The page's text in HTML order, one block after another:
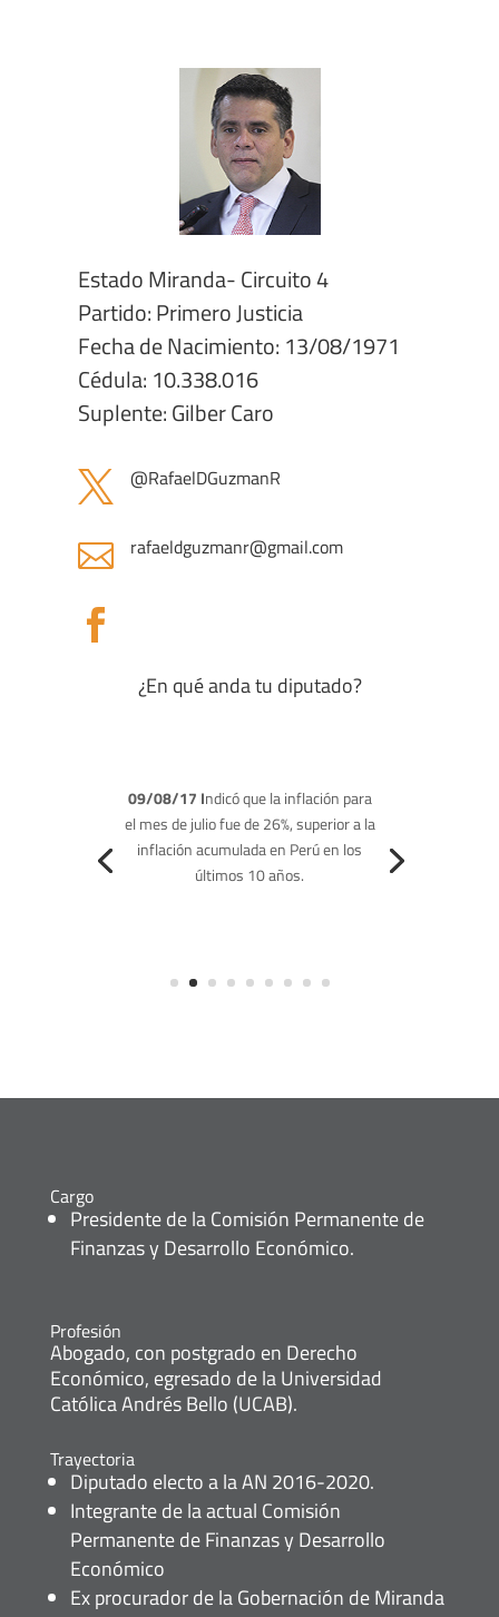
Estado Miranda- Circuito 4
Partido: Primero Justicia
Fecha de Nacimiento: 13/08/1971
Cédula: 10.338.016
Suplente: Gilber Caro
 @RafaelDGuzmanR
 rafaeldguzmanr@gmail.com

¿En qué anda tu diputado?
09/08/17
Cargo
Presidente de la Comisión Permanente de
Finanzas y Desarrollo Económico.
Profesión
Abogado, con postgrado en Derecho
Económico, egresado de la Universidad
Católica Andrés Bello (UCAB).
Trayectoria
Diputado electo a la AN 2016-2020.
Integrante de la actual Comisión
Permanente de Finanzas y Desarrollo
Económico
Ex procurador de la Gobernación de Miranda